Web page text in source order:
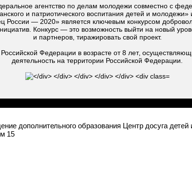
агентство по делам молодежи совместно с
и патриотического воспитания детей и молодежи»
России — 2020» является ключевым конкурсом
Конкурс — это возможность выйти на новый
и партнеров, тиражировать свой проект.
Федерации в возрасте от 8 лет‚
деятельность на территории Российской Федерации.
дополнительного образования Центр досуга
15